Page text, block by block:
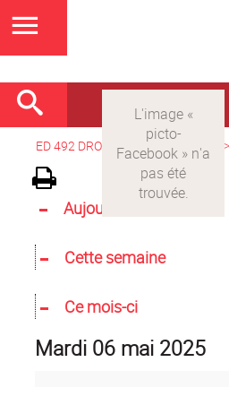
ED 492 DROIT > Version française >
Aujourd'hui
Cette semaine
Ce mois-ci
mardi 06 mai 2025